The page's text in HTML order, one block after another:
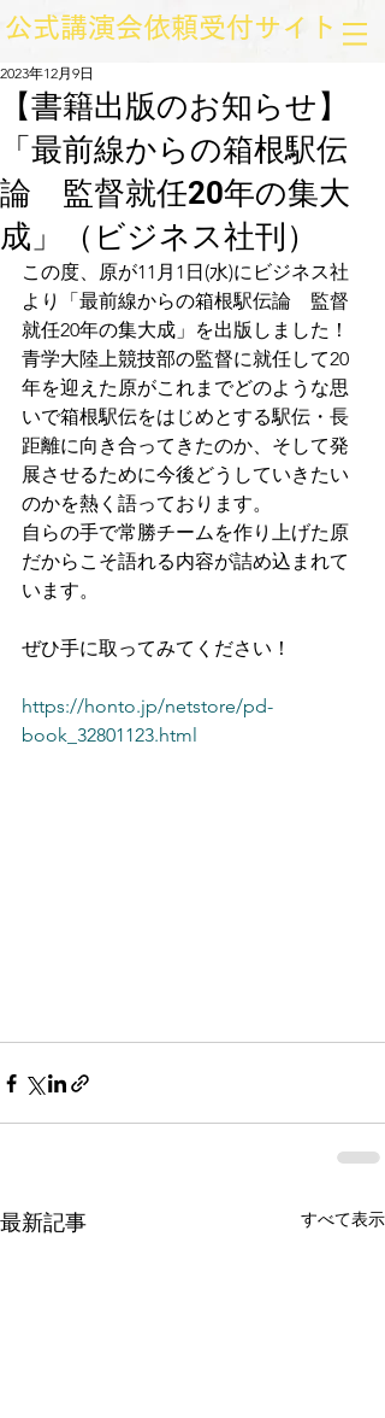
​公式講演会依頼受付サイト
【書籍出版のお知らせ】
「最前線からの箱根駅伝
論 監督就任20年の集大
成」（ビジネス社刊）
2023年12月9日
この度、原が11月1日(水)にビジネス社
より「最前線からの箱根駅伝論　監督
就任20年の集大成」を出版しました！
青学大陸上競技部の監督に就任して20
年を迎えた原がこれまでどのような思
いで箱根駅伝をはじめとする駅伝・長
距離に向き合ってきたのか、そして発
展させるために今後どうしていきたい
のかを熱く語っております。
自らの手で常勝チームを作り上げた原
だからこそ語れる内容が詰め込まれて
います。
ぜひ手に取ってみてください！
https://honto.jp/netstore/pd-
book_32801123.html
最新記事 すべて表示